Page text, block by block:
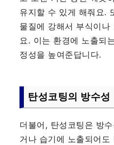
유지할 수 있게 해줘요.
물질에 강해서 부식이나
요. 이는 환경에 노출되
정성을 높여준답니다.
탄성코팅의 방수성
더불어, 탄성코팅은 방
거나 습기에 노출되어